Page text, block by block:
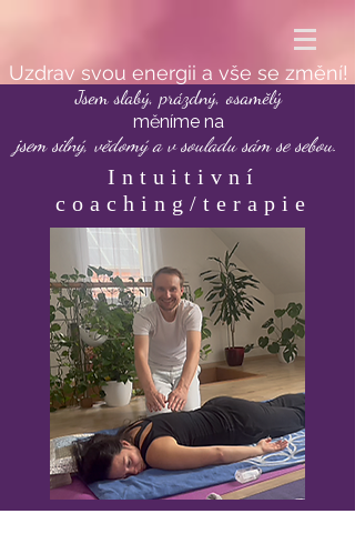
Uzdrav svou energii a vše se změní!
Jsem slabý, prázdný, osamělý
měníme na
jsem silný, vědomý a v souladu sám se sebou.
Intuitivní
coaching/terapie